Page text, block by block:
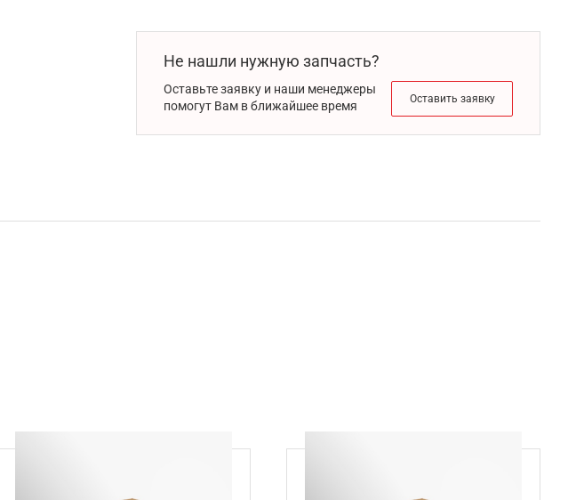
Не нашли нужную запчасть?
Оставьте заявку и наши менеджеры
помогут Вам в ближайшее время
Оставить заявку